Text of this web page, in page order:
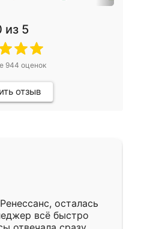
из 5
944 оценок
отзыв
осталась
всё быстро